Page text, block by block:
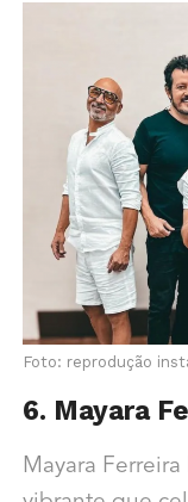
Foto: reprodução
6. Mayara
Mayara